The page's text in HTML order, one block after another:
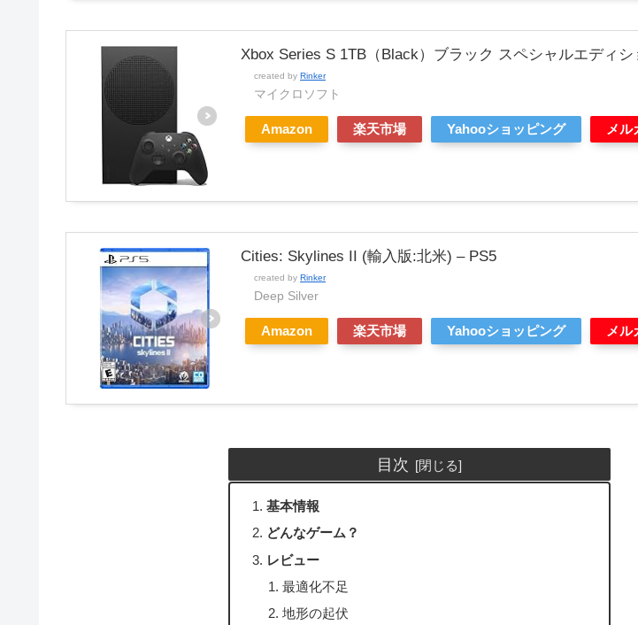
Xbox Series S 1TB（Black）ブラック スペシャルエディシ
created by Rinker
マイクロソフト
Amazon 楽天市場 Yahooショッピング メル
Cities: Skylines II (輸入版:北米) – PS5
created by Rinker
Deep Silver
Amazon 楽天市場 Yahooショッピング メル
目次
基本情報
どんなゲーム？
レビュー
最適化不足
地形の起伏